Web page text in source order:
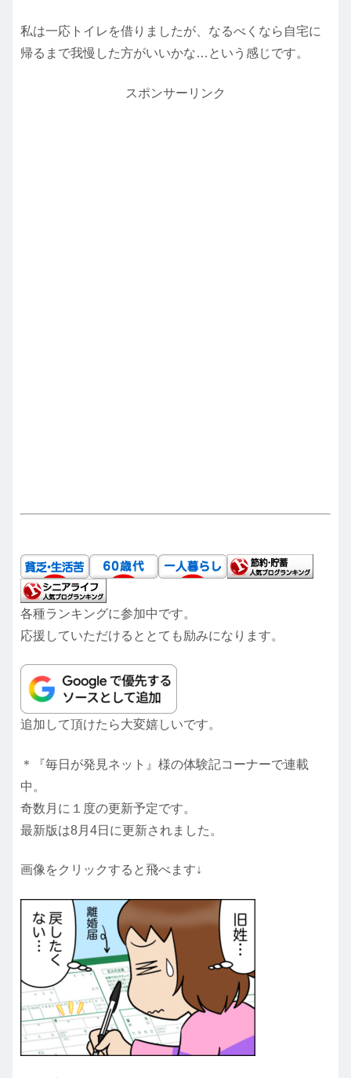
私は一応トイレを借りましたが、なるべくなら自宅に
帰るまで我慢した方がいいかな…という感じです。
スポンサーリンク
各種ランキングに参加中です。
応援していただけるととても励みになります。
追加して頂けたら大変嬉しいです。
＊『毎日が発見ネット』様の体験記コーナーで連載
中。
奇数月に１度の更新予定です。
最新版は8月4日に更新されました。
画像をクリックすると飛べます↓